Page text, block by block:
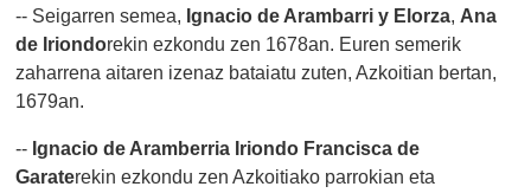
-- Seigarren semea, Ignacio de Arambarri y Elorza, Ana
de Iriondorekin ezkondu zen 1678an. Euren semerik
zaharrena aitaren izenaz bataiatu zuten, Azkoitian bertan,
1679an.
-- Ignacio de Aramberria Iriondo Francisca de
Garaterekin ezkondu zen Azkoitiako parrokian eta